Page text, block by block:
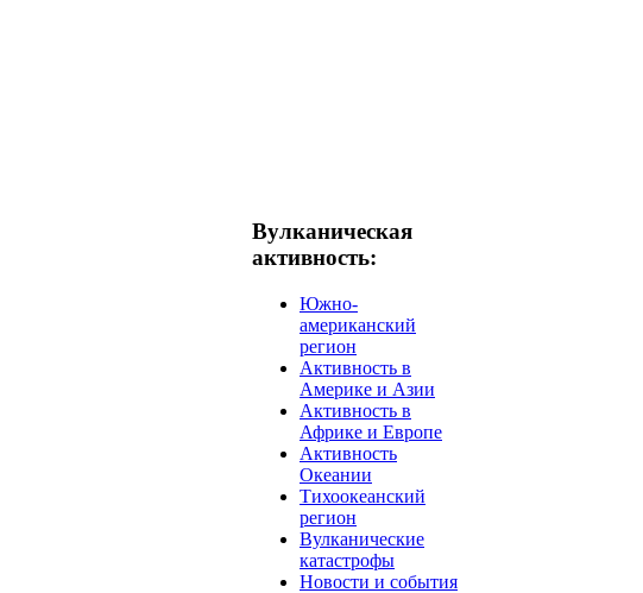
Вулканическая
активность:
Южно-
американский
регион
Активность в
Америке и Азии
Активность в
Африке и Европе
Активность
Океании
Тихоокеанский
регион
Вулканические
катастрофы
Новости и события